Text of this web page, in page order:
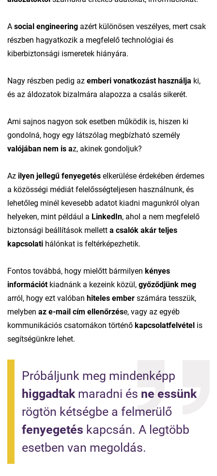
A social engineering azért különösen veszélyes, mert csak
részben hagyatkozik a megfelelő technológiai és
kiberbiztonsági ismeretek hiányára.
Nagy részben pedig az emberi vonatkozást használja ki,
és az áldozatok bizalmára alapozza a csalás sikerét.
Ami sajnos nagyon sok esetben működik is, hiszen ki
gondolná, hogy egy látszólag megbízható személy
valójában nem is az, akinek gondoljuk?
Az ilyen jellegű fenyegetés elkerülése érdekében érdemes
a közösségi médiát felelősségteljesen használnunk, és
lehetőleg minél kevesebb adatot kiadni magunkról olyan
helyeken, mint például a LinkedIn, ahol a nem megfelelő
biztonsági beállítások mellett a csalók akár teljes
kapcsolati hálónkat is feltérképezhetik.
Fontos továbbá, hogy mielőtt bármilyen kényes
információtkiadnánk a kezeink közül, győződjünk meg
arról, hogy ezt valóban hiteles ember számára tesszük,
melyben az e-mail cím ellenőrzése, vagy az egyéb
kommunikációs csatornákon történő kapcsolatfelvétel is
segítségünkre lehet.
higgadtak maradni és ne essünk
fenyegetés kapcsán. A legtöbb
esetben van megoldás.